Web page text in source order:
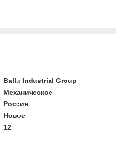
Ballu Industrial Group
Механическое
Россия
Новое
12